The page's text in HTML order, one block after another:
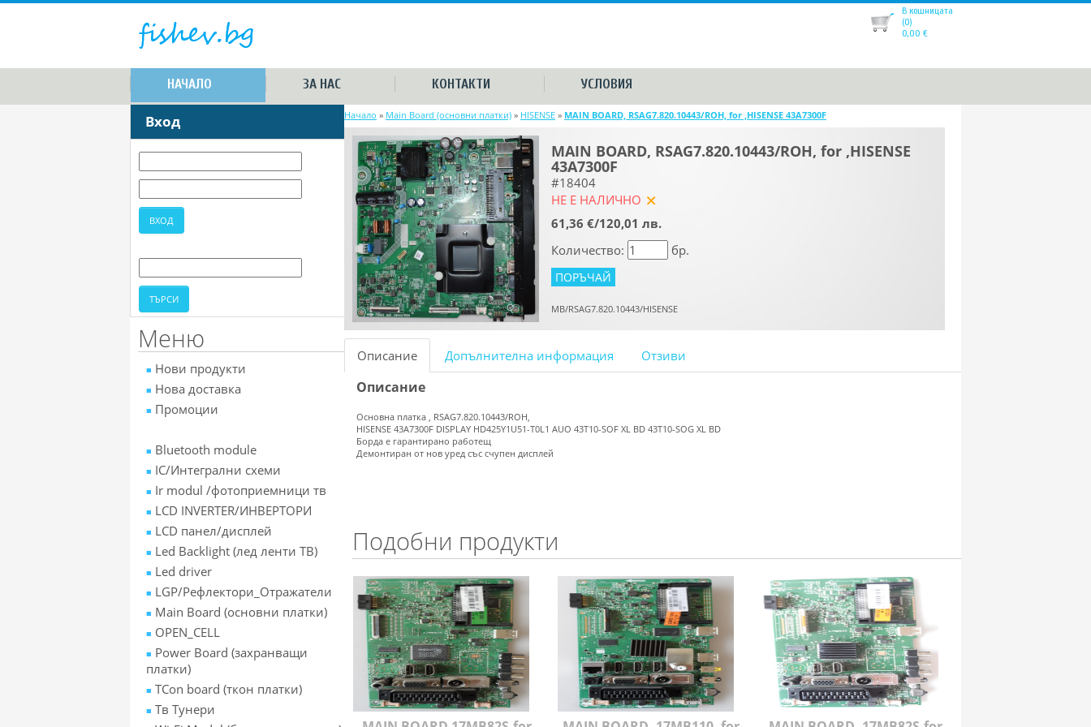
НАЧАЛО ЗА НАС КОНТАКТИ УСЛОВИЯ
В кошницата
(0)
0,00 €
Вход
Меню
Нови продукти
Нова доставка
Промоции
Bluetooth module
IC/Интегрални схеми
Ir modul /фотоприемници тв
LCD INVERTER/ИНВЕРТОРИ
LCD панел/дисплей
Led Backlight (лед ленти ТВ)
Led driver
LGP/Рефлектори_Отражатели
Main Board (основни платки)
OPEN_CELL
Power Board (захранващи
платки)
TCon board (ткон платки)
Tв Тунери
Начало » Main Board (основни платки) » HISENSE » MAIN BOARD, RSAG7.820.10443/ROH, for ,HISENSE 43A7300F
MAIN BOARD, RSAG7.820.10443/ROH, for ,HISENSE
43A7300F
#18404
НЕ Е НАЛИЧНО
61,36 €/120,01 лв.
Количество: бр.
MB/RSAG7.820.10443/HISENSE
Описание Допълнителна информация Отзиви
Описание
Основна платка , RSAG7.820.10443/ROH,
HISENSE 43A7300F DISPLAY HD425Y1U51-T0L1 AUO 43T10-SOF XL BD 43T10-SOG XL BD
Борда е гарантирано работещ
Демонтиран от нов уред със счупен дисплей
Подобни продукти